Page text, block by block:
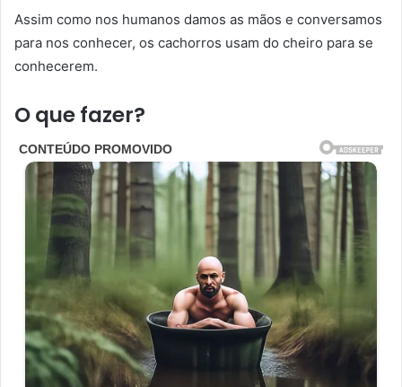
Assim como nos humanos damos as mãos e conversamos
para nos conhecer, os cachorros usam do cheiro para se
conhecerem.
O que fazer?